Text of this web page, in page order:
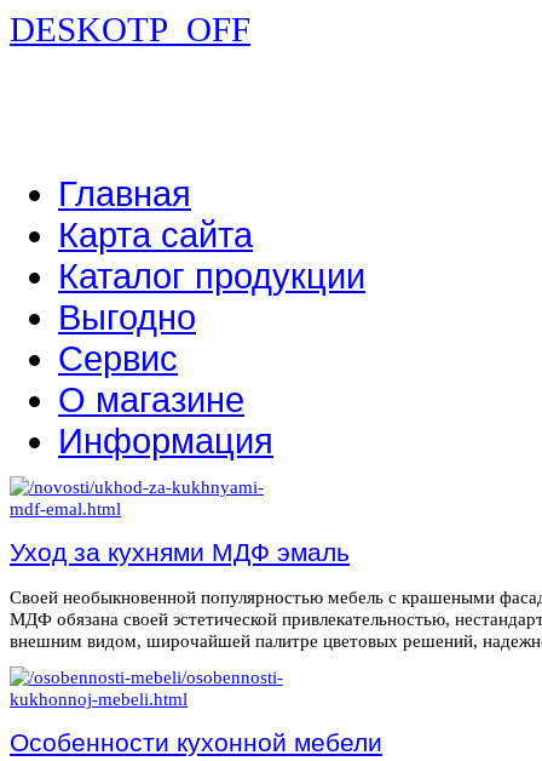
DESKOTP_OFF
Главная
Карта сайта
Каталог продукции
Выгодно
Сервис
О магазине
Информация
Уход за кухнями МДФ эмаль
Своей необыкновенной популярностью мебель с крашеными
МДФ обязана своей эстетической привлекательностью,
внешним видом, широчайшей палитре цветовых решений,
Особенности кухонной мебели